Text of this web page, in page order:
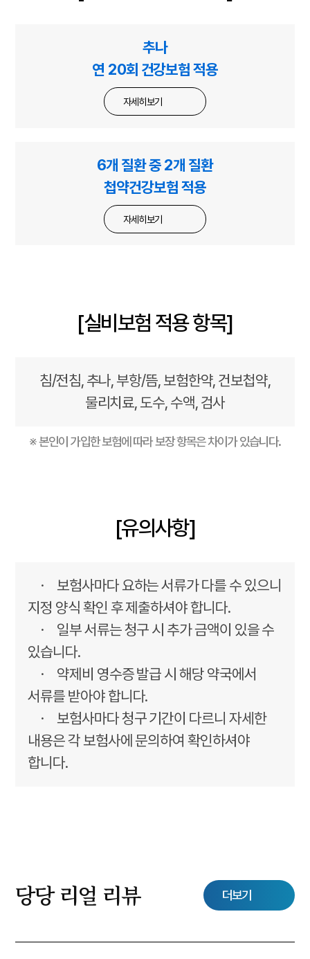
추나
연 20회 건강보험 적용
자세히보기
6개 질환 중 2개 질환
첩약건강보험 적용
자세히보기
[실비보험 적용 항목]
침/전침, 추나, 부항/뜸, 보험한약, 건보첩약,
물리치료, 도수, 수액, 검사
※ 본인이 가입한 보험에 따라 보장 항목은 차이가 있습니다.
[유의사항]
· 보험사마다 요하는 서류가 다를 수 있으니
지정 양식 확인 후 제출하셔야 합니다.
· 일부 서류는 청구 시 추가 금액이 있을 수
있습니다.
· 약제비 영수증 발급 시 해당 약국에서
서류를 받아야 합니다.
· 보험사마다 청구 기간이 다르니 자세한
내용은 각 보험사에 문의하여 확인하셔야
합니다.
당당 리얼 리뷰 더보기